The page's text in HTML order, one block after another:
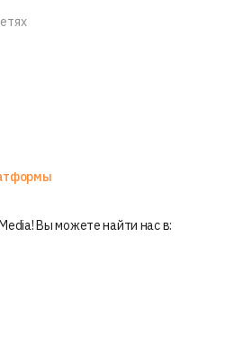
Вы можете найти нас в: